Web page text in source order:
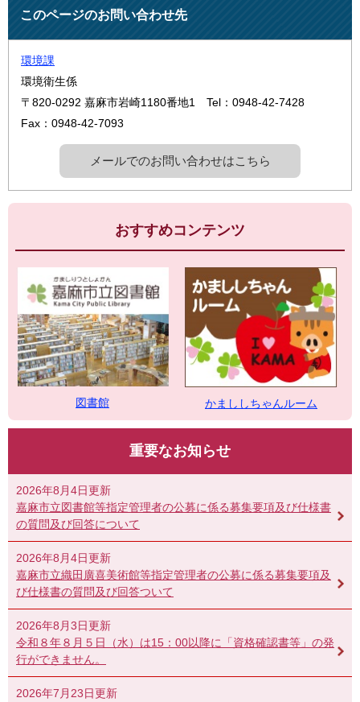
このページのお問い合わせ先
環境課
環境衛生係
〒820-0292 嘉麻市岩崎1180番地1
Tel：0948-42-7428
Fax：0948-42-7093
メールでのお問い合わせはこちら
おすすめコンテンツ
図書館 かまししちゃんルーム
重要なお知らせ
2026年8月4日更新
嘉麻市立図書館等指定管理者の公募に係る募集要項及び仕様書
の質問及び回答について
2026年8月4日更新
嘉麻市立織田廣喜美術館等指定管理者の公募に係る募集要項及
び仕様書の質問及び回答ついて
2026年8月3日更新
令和８年８月５日（水）は15：00以降に「資格確認書等」の発
行ができません。
2026年7月23日更新